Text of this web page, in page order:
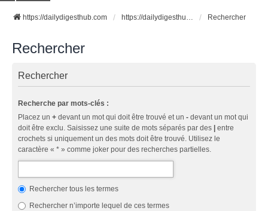
https://dailydigesthub.com https://dailydigesthub.com Rechercher
Rechercher
Rechercher
Recherche par mots-clés :
Placez un + devant un mot qui doit être trouvé et un - devant un mot qui
doit être exclu. Saisissez une suite de mots séparés par des
entre
crochets si uniquement un des mots doit être trouvé. Utilisez le
caractère « * » comme joker pour des recherches partielles.
Rechercher tous les termes
Rechercher n’importe lequel de ces termes